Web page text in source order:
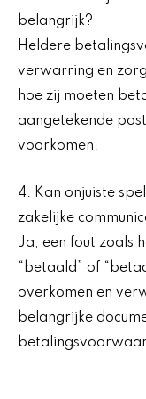
belangrijk?
Heldere
verwarring en
hoe zij moeten
aangetekende
voorkomen.
4. Kan onjuiste
zakelijke
Ja, een fout zoals
“betaald” of
overkomen en
belangrijke